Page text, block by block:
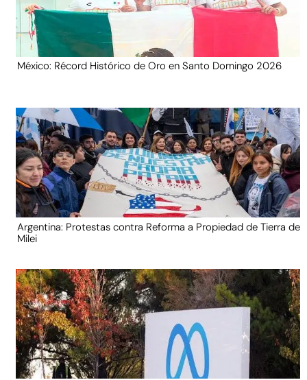
México: Récord Histórico de Oro en Santo Domingo 2026
Argentina: Protestas contra Reforma a Propiedad de Tierra de
Milei